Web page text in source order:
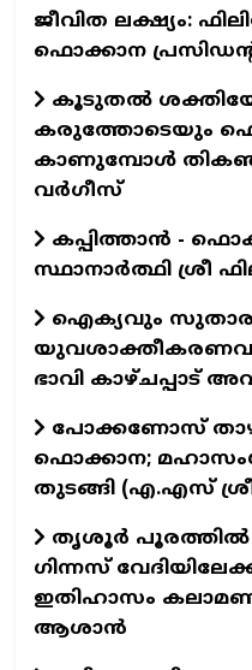
ജീവിത ലക്ഷ്യം:
ഫൊക്കാന
കൂടുതൽ
കരുത്തോടെയും
കാണുമ്പോൾ
വർഗീസ്
കപ്പിത്താൻ -
സ്ഥാനാർത്ഥി ശ്രീ
ഐക്യവും
ഭാവി കാഴ്ചപ്പാട്
പോക്കണോസ്
ഫൊക്കാന;
തുടങ്ങി (എ.എസ്
തൃശൂർ പൂരത്തിൽ
ഗിന്നസ്
ഇതിഹാസം
ആശാൻ